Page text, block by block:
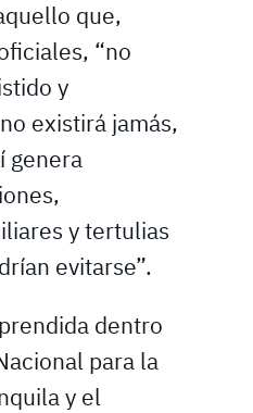
que,
“no
y
existirá jamás,
genera
y tertulias
evitarse”.
dentro
para la
y el